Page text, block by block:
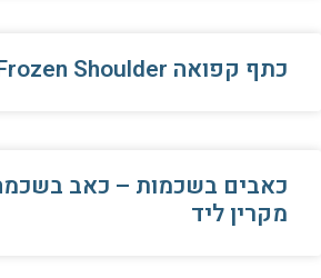
כתף קפואה Frozen Shoulder
כאבים בשכמות – כאב
מקרין ליד